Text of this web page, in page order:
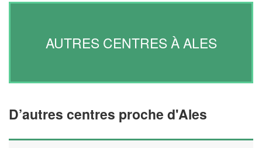
AUTRES CENTRES À ALES
D’autres centres proche d'Ales